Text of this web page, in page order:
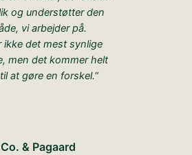
og understøtter den
vi arbejder på.
ikke det mest synlige
men det kommer helt
at gøre en forskel.“
Co. & Pagaard